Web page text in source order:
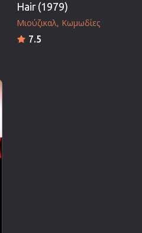
Hair (1979)
Μιούζικαλ Κωμωδίες
7.5